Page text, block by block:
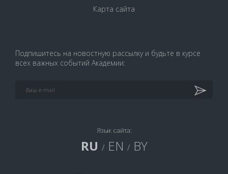
Карта сайта
Подпишитесь на новостную рассылку и будьте в курсе
всех важных событий Академии:
Язык сайта:
RU / EN / BY